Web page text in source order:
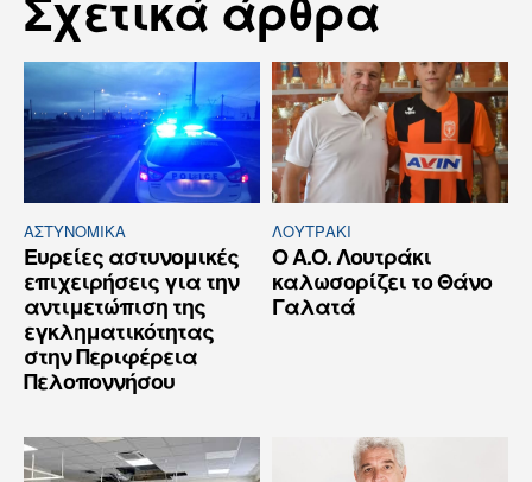
ΑΣΤΥΝΟΜΙΚΆ
Ευρείες αστυνομικές
επιχειρήσεις για την
αντιμετώπιση της
εγκληματικότητας
στην Περιφέρεια
Πελοποννήσου
ΛΟΥΤΡΆΚΙ
Ο Α.Ο. Λουτράκι
καλωσορίζει το Θάνο
Γαλατά